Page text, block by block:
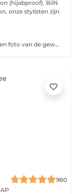
(hijabproof). BiiN
onze stylisten zijn
Nail Art vanaf 1,65euro per nagel, graag een foto van de gewenste figuurtjes/vormpjes opsturen via het volgende WhatsApp nummer 06-86252476.
980